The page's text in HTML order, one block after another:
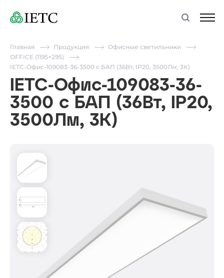
Главная Продукция
Офисные светильники
OFFICE (1195×295)
IETC-Офис-109083-36-3500 с БАП (36Вт, IP20, 3500Лм, 3К)
IETC-Офис-109083-36-
3500 с БАП (36Вт, IP20,
3500Лм, 3К)